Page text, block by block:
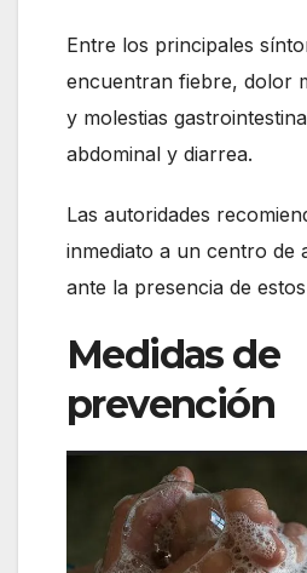
Entre los principales
encuentran fiebre, dolor
y molestias
abdominal y diarrea.
Las autoridades
inmediato a un centro de
ante la presencia de
Medidas de
prevención